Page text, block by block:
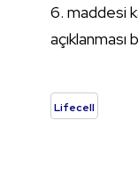
6. maddesi
Lifecell